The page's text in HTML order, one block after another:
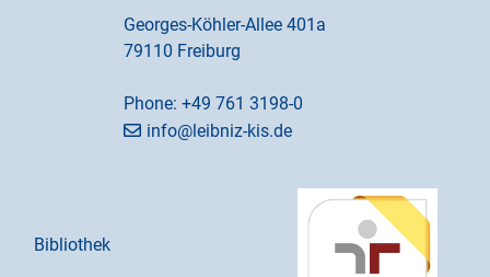
Georges-Köhler-Allee 401a
79110 Freiburg
Phone: +49 761 3198-0
info@leibniz-kis.de
Bibliothek